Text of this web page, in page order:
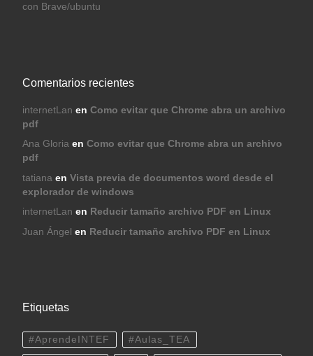
con Brave/ubuntu
Comentarios recientes
internetLan en Como evitar que Chrome abra un archivo
pdf
Ana Gloriaen Como evitar que Chrome abra un archivo
pdf
tatiana en Vista previa de documentos word desde el
explorador de windows
internetLan en Reducir tamaño archivo PDF en Linux
Juan Ángel en Reducir tamaño archivo PDF en Linux
Etiquetas
#AprendeINTEF #Aulas_TEA